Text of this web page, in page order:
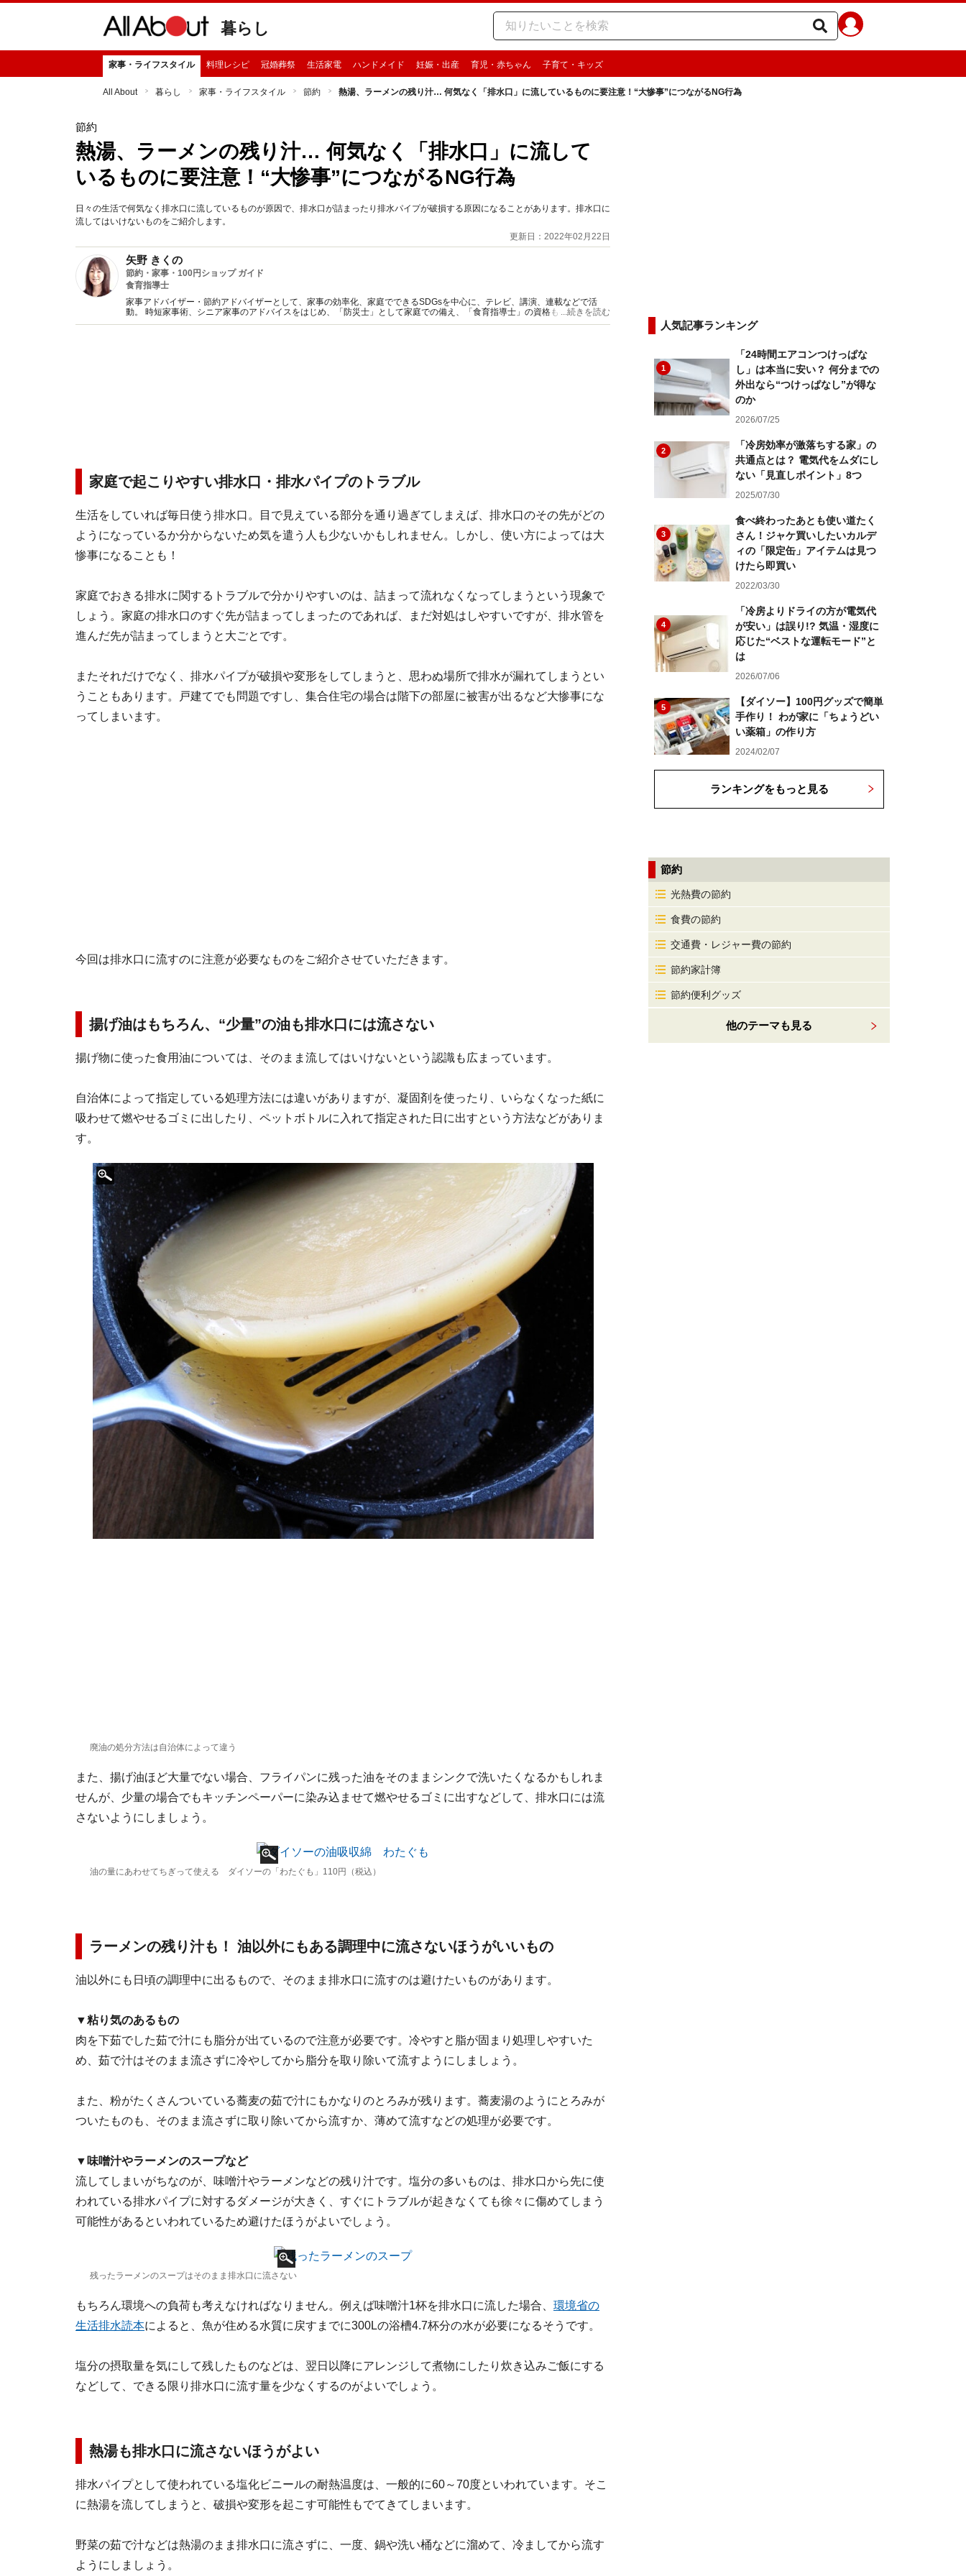
暮らし
家事・ライフスタイル 料理レシピ 冠婚葬祭 生活家電 ハンドメイド 妊娠・出産 育児・赤ちゃん 子育て・キッズ
All About 暮らし 家事・ライフスタイル 節約 熱湯、ラーメンの残り汁… 何気なく「排水口」に流しているものに要注意！“大惨事”につながるNG行為
節約
熱湯、ラーメンの残り汁… 何気なく「排水口」に流して
いるものに要注意！“大惨事”につながるNG行為
日々の生活で何気なく排水口に流しているものが原因で、排水口が詰まったり排水パイプが破損する原因になることがあります。排水口に
流してはいけないものをご紹介します。
更新日：2022年02月22日
矢野 きくの
節約・家事・100円ショップ ガイド
食育指導士
家事アドバイザー・節約アドバイザーとして、家事の効率化、家庭でできるSDGsを中心に、テレビ、講演、連載などで活
動。 時短家事術、シニア家事のアドバイスをはじめ、「防災士」として家庭での備え、「食育指導士」の資格も持ち食品ロ
ス削減をテーマにした講演など【著書】シンプルライフの節約リスト（講談社）他。
...続きを読む
家庭で起こりやすい排水口・排水パイプのトラブル
生活をしていれば毎日使う排水口。目で見えている部分を通り過ぎてしまえば、排水口のその先がどの
ようになっているか分からないため気を遣う人も少ないかもしれません。しかし、使い方によっては大
惨事になることも！
家庭でおきる排水に関するトラブルで分かりやすいのは、詰まって流れなくなってしまうという現象で
しょう。家庭の排水口のすぐ先が詰まってしまったのであれば、まだ対処はしやすいですが、排水管を
進んだ先が詰まってしまうと大ごとです。
またそれだけでなく、排水パイプが破損や変形をしてしまうと、思わぬ場所で排水が漏れてしまうとい
うこともあります。戸建てでも問題ですし、集合住宅の場合は階下の部屋に被害が出るなど大惨事にな
ってしまいます。
今回は排水口に流すのに注意が必要なものをご紹介させていただきます。
揚げ油はもちろん、“少量”の油も排水口には流さない
揚げ物に使った食用油については、そのまま流してはいけないという認識も広まっています。
自治体によって指定している処理方法には違いがありますが、凝固剤を使ったり、いらなくなった紙に
吸わせて燃やせるゴミに出したり、ペットボトルに入れて指定された日に出すという方法などがありま
す。
廃油の処分方法は自治体によって違う
また、揚げ油ほど大量でない場合、フライパンに残った油をそのままシンクで洗いたくなるかもしれま
せんが、少量の場合でもキッチンペーパーに染み込ませて燃やせるゴミに出すなどして、排水口には流
さないようにしましょう。
油の量にあわせてちぎって使える ダイソーの「わたぐも」110円（税込）
ラーメンの残り汁も！ 油以外にもある調理中に流さないほうがいいもの
油以外にも日頃の調理中に出るもので、そのまま排水口に流すのは避けたいものがあります。
▼粘り気のあるもの
肉を下茹でした茹で汁にも脂分が出ているので注意が必要です。冷やすと脂が固まり処理しやすいた
め、茹で汁はそのまま流さずに冷やしてから脂分を取り除いて流すようにしましょう。
また、粉がたくさんついている蕎麦の茹で汁にもかなりのとろみが残ります。蕎麦湯のようにとろみが
ついたものも、そのまま流さずに取り除いてから流すか、薄めて流すなどの処理が必要です。
▼味噌汁やラーメンのスープなど
流してしまいがちなのが、味噌汁やラーメンなどの残り汁です。塩分の多いものは、排水口から先に使
われている排水パイプに対するダメージが大きく、すぐにトラブルが起きなくても徐々に傷めてしまう
可能性があるといわれているため避けたほうがよいでしょう。
残ったラーメンのスープはそのまま排水口に流さない
もちろん環境への負荷も考えなければなりません。例えば味噌汁1杯を排水口に流した場合、 環境省の
生活排水読本によると、魚が住める水質に戻すまでに300Lの浴槽4.7杯分の水が必要になるそうです。
塩分の摂取量を気にして残したものなどは、翌日以降にアレンジして煮物にしたり炊き込みご飯にする
などして、できる限り排水口に流す量を少なくするのがよいでしょう。
熱湯も排水口に流さないほうがよい
排水パイプとして使われている塩化ビニールの耐熱温度は、一般的に60～70度といわれています。そこ
に熱湯を流してしまうと、破損や変形を起こす可能性もでてきてしまいます。
野菜の茹で汁などは熱湯のまま排水口に流さずに、一度、鍋や洗い桶などに溜めて、冷ましてから流す
ようにしましょう。
人気記事ランキング
1
「24時間エアコンつけっぱな
し」は本当に安い？ 何分までの
外出なら“つけっぱなし”が得な
のか
2026/07/25
2
「冷房効率が激落ちする家」の
共通点とは？ 電気代をムダにし
ない「見直しポイント」8つ
2025/07/30
3
食べ終わったあとも使い道たく
さん！ジャケ買いしたいカルデ
ィの「限定缶」アイテムは見つ
けたら即買い
2022/03/30
4
「冷房よりドライの方が電気代
が安い」は誤り!? 気温・湿度に
応じた“ベストな運転モード”と
は
2026/07/06
5
【ダイソー】100円グッズで簡単
手作り！ わが家に「ちょうどい
い薬箱」の作り方
2024/02/07
ランキングをもっと見る
節約
光熱費の節約
食費の節約
交通費・レジャー費の節約
節約家計簿
節約便利グッズ
他のテーマも見る